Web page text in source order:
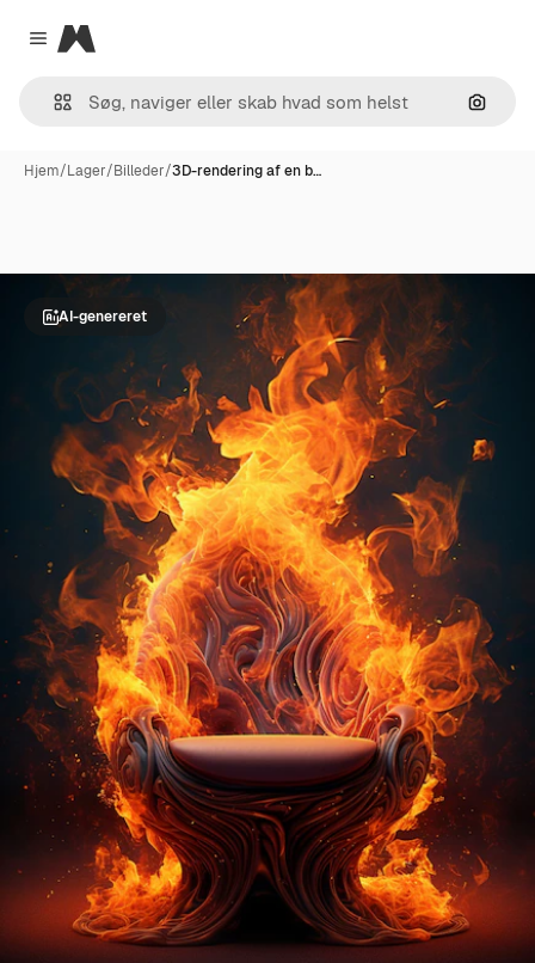
Close menu
Magnific
Søg
Hjem/Lager/Billeder/3D-rendering af en b…
AI-genereret